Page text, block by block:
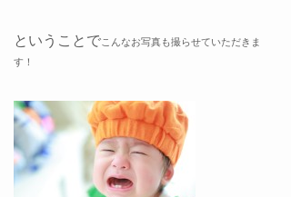
ということでこんなお写真も撮らせていただきま
す！